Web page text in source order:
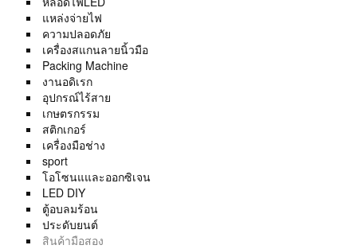
แหล่งจ่ายไฟ
ความปลอดภัย
เครื่องสแกนลายนิ้วมือ
Packing Machine
งานอดิเรก
อุปกรณ์ไร้สาย
เกษตรกรรม
สติกเกอร์
เครื่องมือช่าง
sport
โอโซนแและออกซิเจน
LED DIY
ตู้อบลมร้อน
ประดับยนต์
สินค้ามือสอง